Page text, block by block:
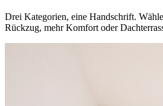
Drei Kategorien, eine Handschrift.
Rückzug, mehr Komfort oder